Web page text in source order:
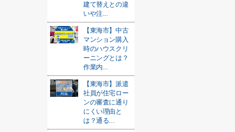
建て替えとの違
いや注...
【東海市】中古
マンション購入
時のハウスクリ
ーニングとは？
作業内...
【東海市】派遣
社員が住宅ロー
ンの審査に通り
にくい理由と
は？通る...